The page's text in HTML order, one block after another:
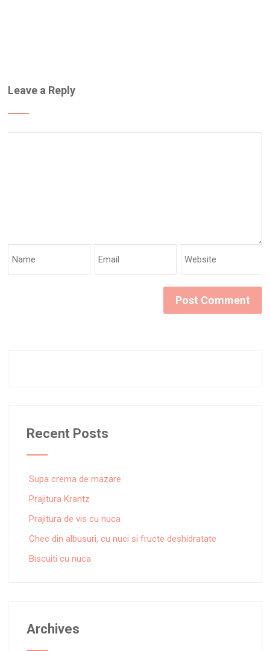
Leave a Reply
Recent Posts
Supa crema de mazare
Prajitura Krantz
Prajitura de vis cu nuca
Chec din albusuri, cu nuci si fructe deshidratate
Biscuiti cu nuca
Archives